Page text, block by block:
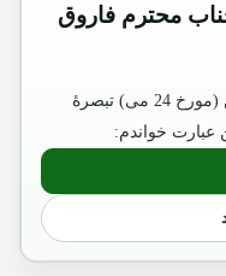
محترم فاروق
دیروز درستون نظریابی این پورتال وزین (مورخ 24 می) تبصرۀ
عبارت خواندم:
مختصر دربارۀ تبصره جناب محترم